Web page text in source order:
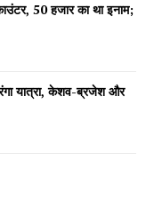
on AIN
50 हजार का था इनाम;
यात्रा, केशव-ब्रजेश और